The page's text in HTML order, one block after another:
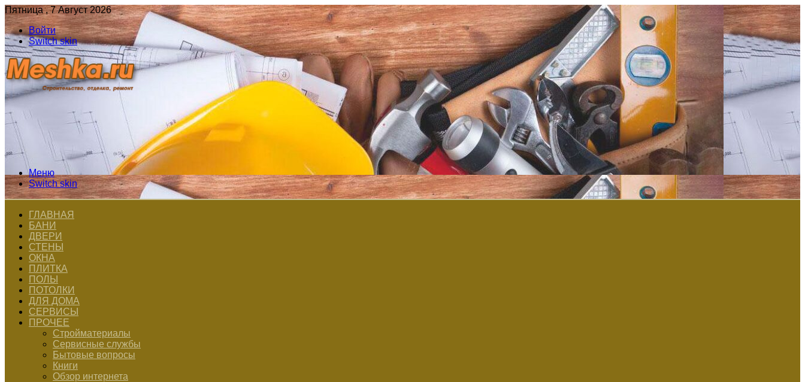
Пятница , 7 Август 2026
Войти
Switch skin
Меню
Switch skin
ГЛАВНАЯ
БАНИ
ДВЕРИ
СТЕНЫ
ОКНА
ПЛИТКА
ПОЛЫ
ПОТОЛКИ
ДЛЯ ДОМА
СЕРВИСЫ
ПРОЧЕЕ
Стройматериалы
Сервисные службы
Бытовые вопросы
Книги
Обзор интернета